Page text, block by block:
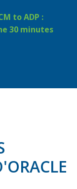
to ADP :
30 minutes